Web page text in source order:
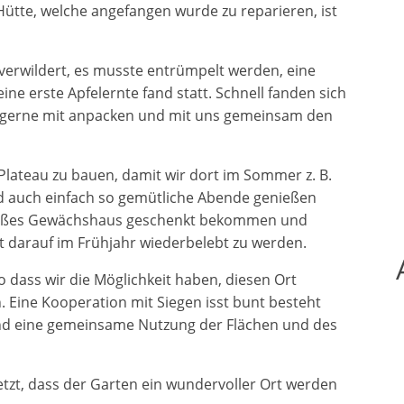
welche angefangen wurde zu reparieren, ist
es musste entrümpelt werden, eine
erste Apfelernte fand statt. Schnell fanden sich
mit anpacken und mit uns gemeinsam den
zu bauen, damit wir dort im Sommer z. B.
einfach so gemütliche Abende genießen
Gewächshaus geschenkt bekommen und
darauf im Frühjahr wiederbelebt zu werden.
wir die Möglichkeit haben, diesen Ort
Kooperation mit Siegen isst bunt besteht
gemeinsame Nutzung der Flächen und des
dass der Garten ein wundervoller Ort werden